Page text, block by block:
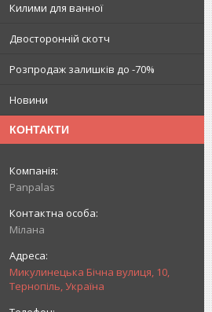
Килими для ванної
Двосторонній скотч
Розпродаж залишків до -70%
Новини
КОНТАКТИ
Panpalas
Мілана
Микулинецька Бічна вулиця, 10,
Тернопіль, Україна